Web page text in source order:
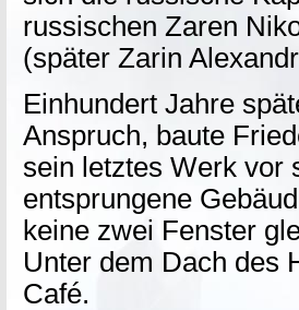
russischen Zaren
(später Zarin
Einhundert Jahre
Anspruch, baute
sein letztes Werk vor
entsprungene
keine zwei Fenster
Unter dem Dach des
Café.